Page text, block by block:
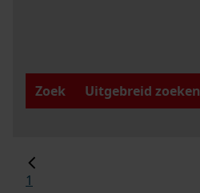
Zoek
Uitgebreid zoeken
1